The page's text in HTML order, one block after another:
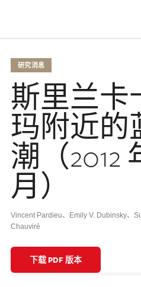
研究消息
斯里兰卡
玛附近的
潮（2012
月）
Vincent Pardieu、Emily V. Dubinsky、
Chauviré
下载 PDF 版本